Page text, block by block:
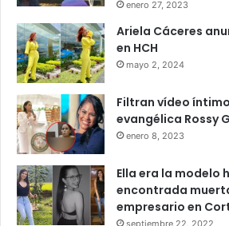
enero 27, 2023
Ariela Cáceres
en HCH
mayo 2, 2024
Filtran vídeo
evangélica Rossy
enero 8, 2023
Ella era la modelo
encontrada
empresario en